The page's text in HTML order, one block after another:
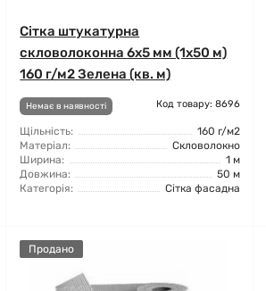
Сітка штукатурна
скловолоконна 6x5 мм (1x50 м)
160 г/м2 Зелена (кв. м)
Немає в наявності Код товару: 8696
Щільність:
160 г/м2
Матеріал:
Скловолокно
Ширина:
1 м
Довжина:
50 м
Категорія:
Сітка фасадна
Продано